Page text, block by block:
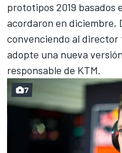
prototipos 2019 basados
acordaron en diciembre,
convenciendo al director
adopte una nueva
responsable de KTM.
7